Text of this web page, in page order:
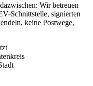
Wir betreuen
Schnittstelle, signierten
keine Postwege,